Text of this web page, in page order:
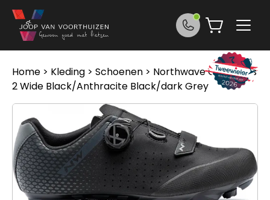
Ga naar de inhoud
Home > Kleding > Schoenen > Northwave Origin Plus
2 Wide Black/Anthracite Black/dark Grey